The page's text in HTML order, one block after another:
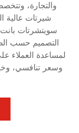
والتجارة،
شيرتات عالية
سويتشرتات
التصميم حسب
لمساعدة العملاء
وسعر تنافسي،